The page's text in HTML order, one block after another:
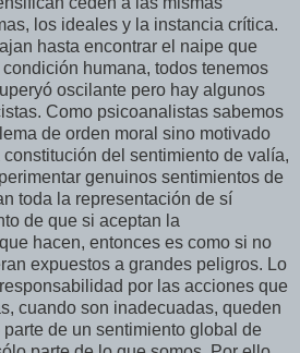
los ideales y la instancia crítica.
hasta encontrar el naipe que
humana, todos tenemos
oscilante pero hay algunos
Como psicoanalistas sabemos
de orden moral sino motivado
del sentimiento de valía,
genuinos sentimientos de
toda la representación de sí
de que si aceptan la
hacen, entonces es como si no
expuestos a grandes peligros. Lo
por las acciones que
cuando son inadecuadas, queden
de un sentimiento global de